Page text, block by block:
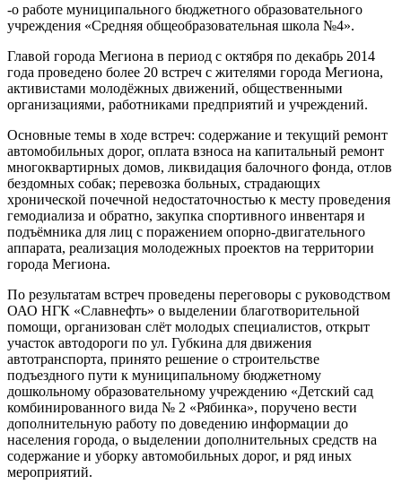
-о работе муниципального бюджетного образовательного
учреждения «Средняя общеобразовательная школа №4».
Главой города Мегиона в период с октября по декабрь 2014
года проведено более 20 встреч с жителями города Мегиона,
активистами молодёжных движений, общественными
организациями, работниками предприятий и учреждений.
Основные темы в ходе встреч: содержание и текущий ремонт
автомобильных дорог, оплата взноса на капитальный ремонт
многоквартирных домов, ликвидация балочного фонда, отлов
бездомных собак; перевозка больных, страдающих
хронической почечной недостаточностью к месту проведения
гемодиализа и обратно, закупка спортивного инвентаря и
подъёмника для лиц с поражением опорно-двигательного
аппарата, реализация молодежных проектов на территории
города Мегиона.
По результатам встреч проведены переговоры с руководством
ОАО НГК «Славнефть» о выделении благотворительной
помощи, организован слёт молодых специалистов, открыт
участок автодороги по ул. Губкина для движения
автотранспорта, принято решение о строительстве
подъездного пути к муниципальному бюджетному
дошкольному образовательному учреждению «Детский сад
комбинированного вида № 2 «Рябинка», поручено вести
дополнительную работу по доведению информации до
населения города, о выделении дополнительных средств на
содержание и уборку автомобильных дорог, и ряд иных
мероприятий.